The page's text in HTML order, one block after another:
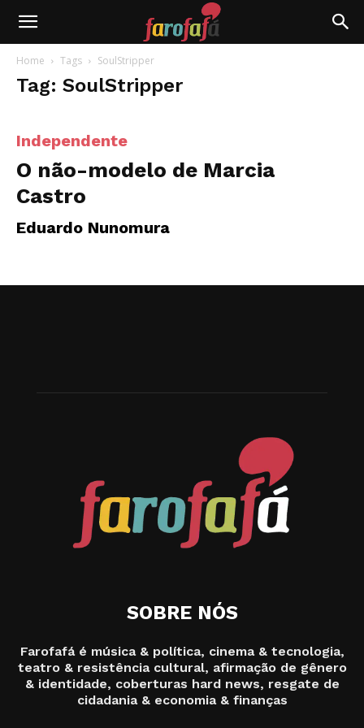
Farofafá
Home Tags SoulStripper
Tag: SoulStripper
Independente
O não-modelo de Marcia
Castro
Eduardo Nunomura
SOBRE NÓS
Farofafá é música & política, cinema & tecnologia,
teatro & resistência cultural, afirmação de gênero
& identidade, coberturas hard news, resgate de
cidadania & economia & finanças